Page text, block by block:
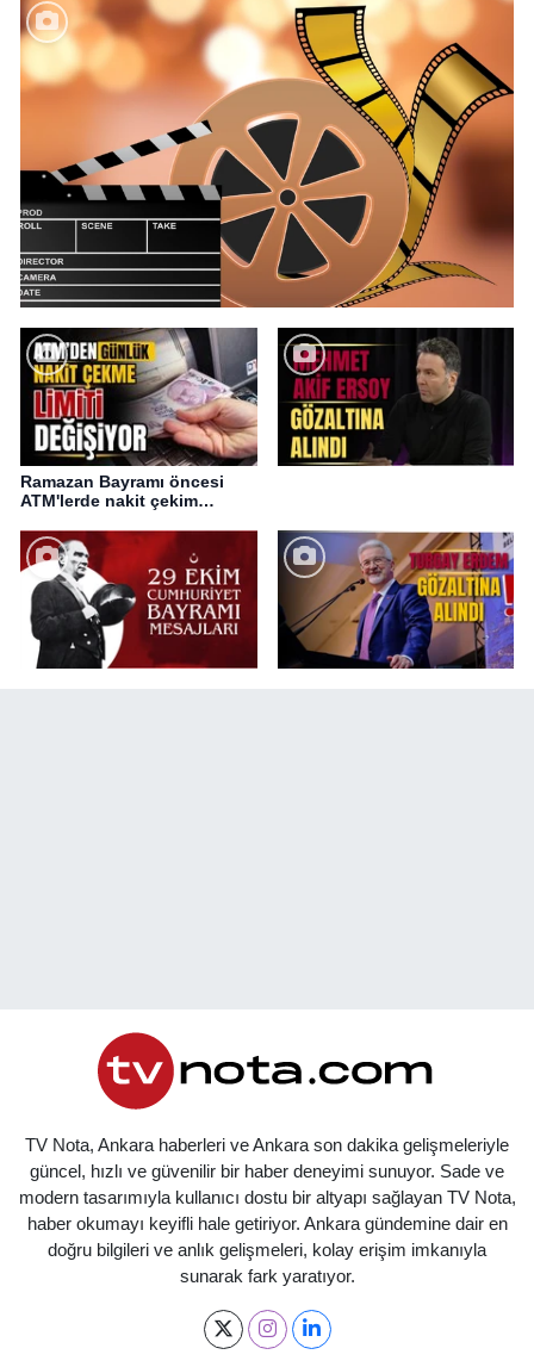
Ramazan Bayramı öncesi
ATM'lerde nakit çekim
TV Nota, Ankara haberleri ve Ankara son dakika gelişmeleriyle
güncel, hızlı ve güvenilir bir haber deneyimi sunuyor. Sade ve
modern tasarımıyla kullanıcı dostu bir altyapı sağlayan TV Nota,
haber okumayı keyifli hale getiriyor. Ankara gündemine dair en
doğru bilgileri ve anlık gelişmeleri, kolay erişim imkanıyla
sunarak fark yaratıyor.